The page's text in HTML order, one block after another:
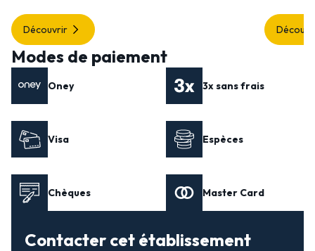
Découvrir
Modes de paiement
Oney 3x sans frais
Visa Espèces
Chèques Master Card
Contacter cet établissement